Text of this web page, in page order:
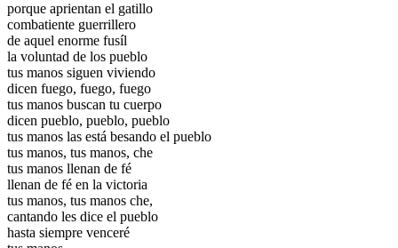
porque aprientan el gatillo
combatiente guerrillero
de aquel enorme fusíl
la voluntad de los pueblo
tus manos siguen viviendo
dicen fuego, fuego, fuego
tus manos buscan tu cuerpo
dicen pueblo, pueblo, pueblo
tus manos las está besando el pueblo
tus manos, tus manos, che
tus manos llenan de fé
llenan de fé en la victoria
tus manos, tus manos che,
cantando les dice el pueblo
hasta siempre venceré